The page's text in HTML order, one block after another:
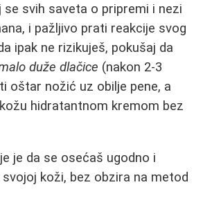
se svih saveta o pripremi i nezi
i pažljivo prati reakcije svog
ipak ne rizikuješ, pokušaj da
duže dlačice (nakon 2-3
oštar nožić uz obilje pene, a
hidratantnom kremom bez
je da se osećaš ugodno i
koži, bez obzira na metod